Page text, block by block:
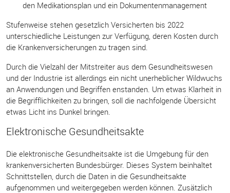
den Medikationsplan und ein Dokumentenmanagement
Stufenweise stehen gesetzlich Versicherten bis 2022
unterschiedliche Leistungen zur Verfügung, deren Kosten durch
die Krankenversicherungen zu tragen sind.
Durch die Vielzahl der Mitstreiter aus dem Gesundheitswesen
und der Industrie ist allerdings ein nicht unerheblicher Wildwuchs
an Anwendungen und Begriffen enstanden. Um etwas Klarheit in
die Begrifflichkeiten zu bringen, soll die nachfolgende Übersicht
etwas Licht ins Dunkel bringen.
Elektronische Gesundheitsakte
Die elektronische Gesundheitsakte ist die Umgebung für den
krankenversicherten Bundesbürger. Dieses System beinhaltet
Schnittstellen, durch die Daten in die Gesundheitsakte
aufgenommen und weitergegeben werden können. Zusätzlich